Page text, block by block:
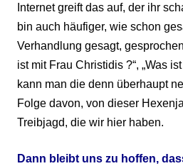
Internet greift das auf, der ihr
bin auch häufiger, wie schon
Verhandlung gesagt,
ist mit Frau Christidis ?“, „Was
kann man die denn überhaupt
Folge davon, von dieser
Treibjagd, die wir hier haben.
Dann bleibt uns zu hoffen,